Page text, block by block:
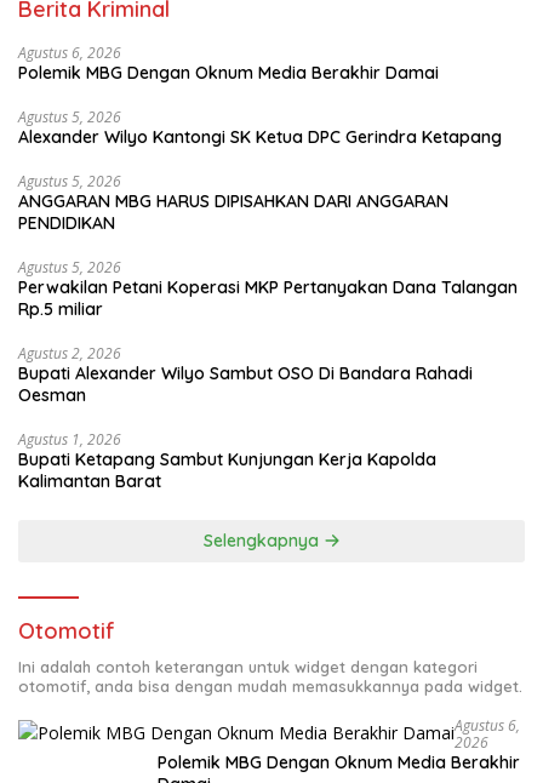
Berita Kriminal
Agustus 6, 2026
Polemik MBG Dengan Oknum Media Berakhir Damai
Agustus 5, 2026
Alexander Wilyo Kantongi SK Ketua DPC Gerindra Ketapang
Agustus 5, 2026
ANGGARAN MBG HARUS DIPISAHKAN DARI ANGGARAN
PENDIDIKAN
Agustus 5, 2026
Perwakilan Petani Koperasi MKP Pertanyakan Dana Talangan
Rp.5 miliar
Agustus 2, 2026
Bupati Alexander Wilyo Sambut OSO Di Bandara Rahadi
Oesman
Agustus 1, 2026
Bupati Ketapang Sambut Kunjungan Kerja Kapolda
Kalimantan Barat
Selengkapnya
Otomotif
Ini adalah contoh keterangan untuk widget dengan kategori
otomotif, anda bisa dengan mudah memasukkannya pada widget.
Agustus 6,
2026
Polemik MBG Dengan Oknum Media Berakhir